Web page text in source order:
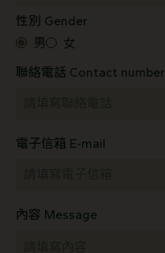
性別 Gender
男
女
聯絡電話 Contact number
電子信箱 E-mail
內容 Message